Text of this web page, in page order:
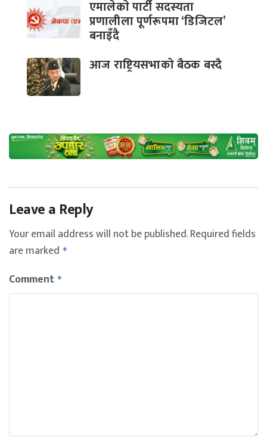
एमालेकाे पार्टी सदस्यता
प्रणालीला पूर्णरूपमा ‘डिजिटल’
बनाइँदै
आज राष्ट्रियसभाको बैठक बस्दै
Leave a Reply
Your email address will not be published.Required fields
are marked *
Comment *